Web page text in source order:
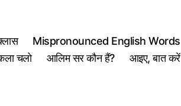
Mispronounced English Words
चलो
आलिम सर कौन हैं? आइए, बात करें